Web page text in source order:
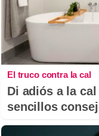
El truco contra la cal
Di adiós a la
sencillos